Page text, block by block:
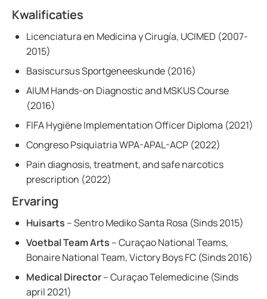
Kwalificaties
Licenciatura en Medicina y Cirugía, UCIMED (2007-
2015)
Basiscursus Sportgeneeskunde (2016)
AIUM Hands-on Diagnostic and MSKUS Course
(2016)
FIFA Hygiëne Implementation Officer Diploma (2021)
Congreso Psiquiatria WPA-APAL-ACP (2022)
Pain diagnosis, treatment, and safe narcotics
prescription (2022)
Ervaring
Huisarts – Sentro Mediko Santa Rosa (Sinds 2015)
Voetbal Team Arts – Curaçao National Teams,
Bonaire National Team, Victory Boys FC (Sinds 2016)
Medical Director– Curaçao Telemedicine (Sinds
april 2021)